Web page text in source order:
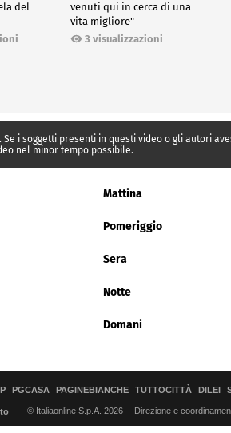
del
venuti qui in cerca di una
vita migliore"
3 visualizzazioni
i soggetti presenti in questi video o gli autori
nel minor tempo possibile.
Mattina
Pomeriggio
Sera
Notte
Domani
PGCASA PAGINEBIANCHE TUTTOCITTÀ DILEI
© Italiaonline S.p.A. 2026 Direzione e